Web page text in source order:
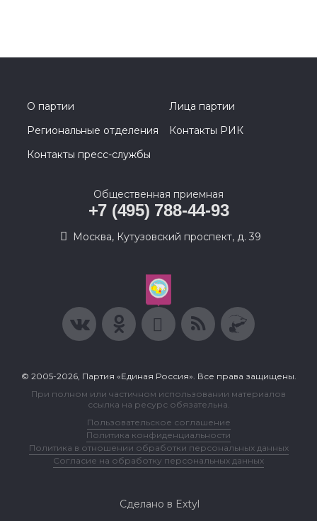
О партии
Лица партии
Региональные отделения
Контакты РИК
Контакты пресс-службы
Общественная приемная
+7 (495) 788-44-93
Москва, Кутузовский проспект, д. 39
© 2005-2026, Партия «Единая Россия». Все права защищены.
При полном или частичном использовании материалов
ссылка на ресурс обязательна.
Пользовательское соглашение
Политика конфиденциальности
Политика в отношении обработки персональных данных
Согласие на обработку персональных данных
Сделано в Extyl